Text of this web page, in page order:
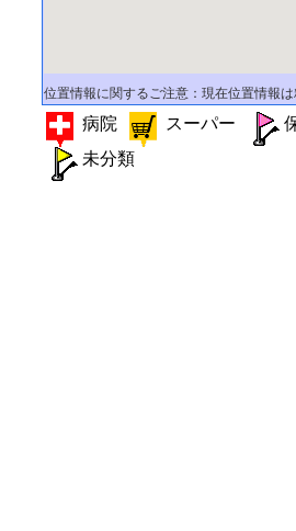
位置情報に関するご注意：現在位置情報
病院 スーパー
未分類